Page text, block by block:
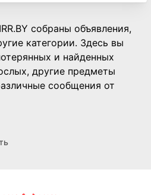
собраны объявления,
категории. Здесь вы
и найденных
другие предметы
сообщения от